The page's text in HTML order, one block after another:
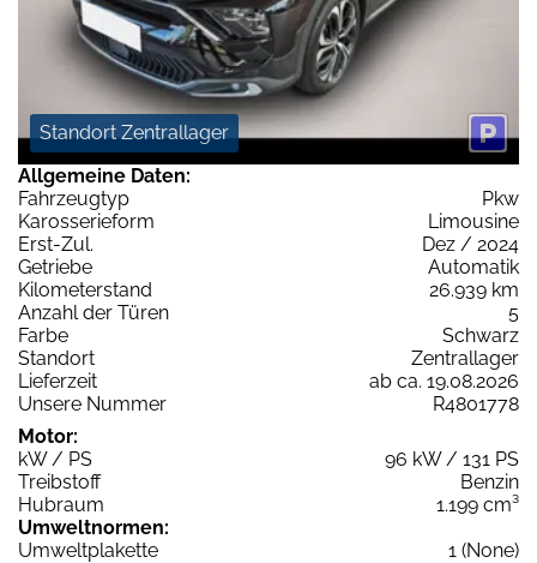
Standort Zentrallager
Allgemeine Daten:
Fahrzeugtyp
Pkw
Karosserieform
Limousine
Erst-Zul.
Dez / 2024
Getriebe
Automatik
Kilometerstand
26.939 km
Anzahl der Türen
5
Farbe
Schwarz
Standort
Zentrallager
Lieferzeit
ab ca. 19.08.2026
Unsere Nummer
R4801778
Motor:
kW / PS
96 kW / 131 PS
Treibstoff
Benzin
Hubraum
1.199 cm³
Umweltnormen:
Umweltplakette
1 (None)